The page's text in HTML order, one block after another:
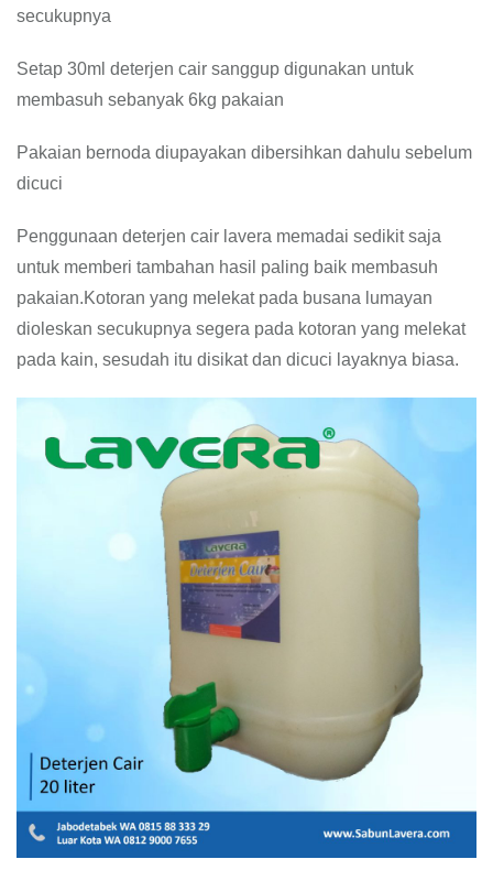
secukupnya
Setap 30ml deterjen cair sanggup digunakan untuk
membasuh sebanyak 6kg pakaian
Pakaian bernoda diupayakan dibersihkan dahulu sebelum
dicuci
Penggunaan deterjen cair lavera memadai sedikit saja
untuk memberi tambahan hasil paling baik membasuh
pakaian.Kotoran yang melekat pada busana lumayan
dioleskan secukupnya segera pada kotoran yang melekat
pada kain, sesudah itu disikat dan dicuci layaknya biasa.